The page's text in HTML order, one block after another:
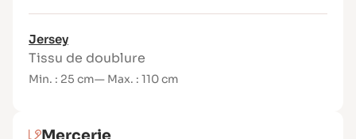
Tissus conseillés
Pour un coupe-vent imperméable :
softshell, tissu imperméable souple
Poids conseillé : variable selon la saison et
Jersey
Tissu de doublure
Min. : 25 cm— Max. : 110 cm